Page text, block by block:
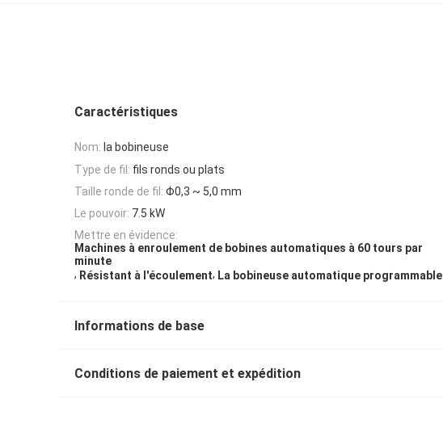
Caractéristiques
Nom: la bobineuse
Type de fil: fils ronds ou plats
Taille ronde de fil: Φ0,3 ~ 5,0 mm
Le pouvoir: 7.5 kW
Mettre en évidence:
Machines à enroulement de bobines automatiques à 60 tours par
minute
, Résistant à l'écoulement, La bobineuse automatique programmable
Informations de base
Conditions de paiement et expédition